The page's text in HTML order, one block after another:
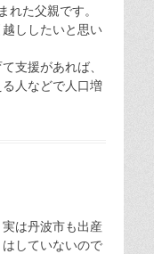
た父親です。
ししたいと思い
支援があれば、
人などで人口増
は丹波市も出産
していないので